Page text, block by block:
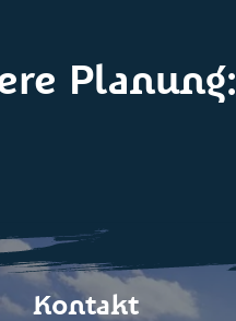
Planung:
Kontakt